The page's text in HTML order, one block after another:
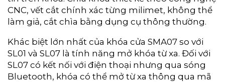
CNC, vết cắt chính xác từng milimet, không thể
làm giả, cắt chìa bằng dụng cụ thông thường.
Khác biệt lớn nhất của khóa cửa SMA07 so với
SL01 và SL07 là tính năng mở khóa từ xa. Đối với
SL07 có kết nối với điện thoại nhưng qua sóng
Bluetooth, khóa có thể mở từ xa thông qua mã